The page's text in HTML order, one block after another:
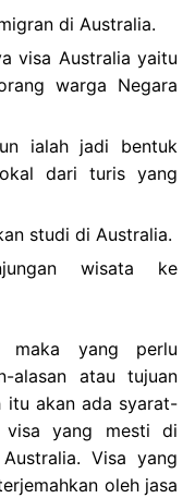
di Australia.
visa Australia yaitu
warga Negara
ialah jadi bentuk
dari turis yang
studi di Australia.
wisata ke
maka yang perlu
alasan atau tujuan
itu akan ada syarat-
visa yang mesti di
Visa yang
oleh jasa